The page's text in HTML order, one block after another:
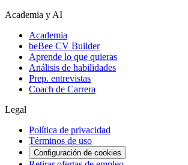
Academia y AI
Academia
beBee CV Builder
Aprende lo que quieras
Análisis de habilidades
Prep. entrevistas
Coach de Carrera
Legal
Política de privacidad
Términos de uso
Configuración de cookies